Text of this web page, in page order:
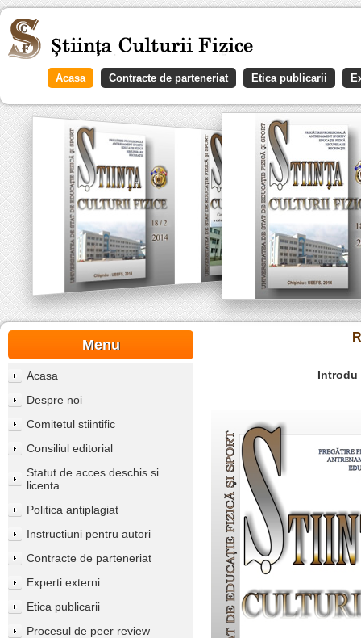
Acasa Contracte de parteneriat Etica publicarii
Menu
Acasa
Despre noi
Comitetul stiintific
Consiliul editorial
Statut de acces deschis si
licenta
Politica antiplagiat
Instructiuni pentru autori
Contracte de parteneriat
Experti externi
Etica publicarii
Procesul de peer review